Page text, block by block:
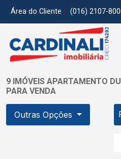
Área do Cliente (016) 2107-
9 IMÓVEIS APARTAMENTO
PARA VENDA
Outras Opções